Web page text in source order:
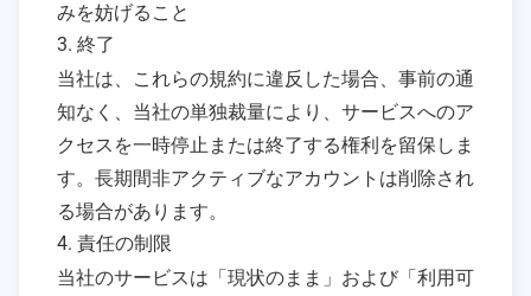
みを妨げること
3. 終了
当社は、これらの規約に違反した場合、事前の通
知なく、当社の単独裁量により、サービスへのア
クセスを一時停止または終了する権利を留保しま
す。長期間非アクティブなアカウントは削除され
る場合があります。
4. 責任の制限
当社のサービスは「現状のまま」および「利用可